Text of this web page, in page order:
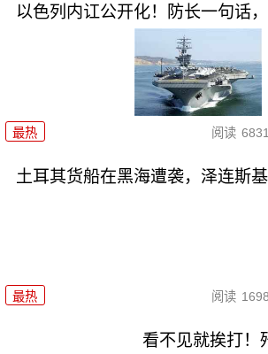
以色列内讧公开化！防长一句话
最热 阅读 6831
土耳其货船在黑海遭袭，泽连斯
最热 阅读
看不见就挨打！